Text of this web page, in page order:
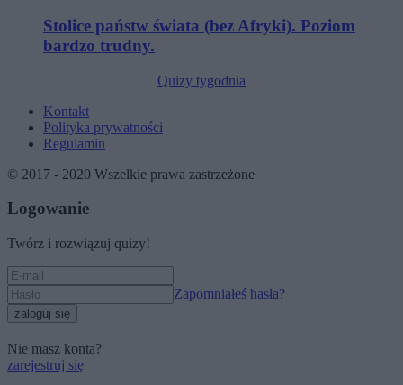
Stolice państw świata (bez Afryki). Poziom
bardzo trudny.
Quizy tygodnia
Kontakt
Polityka prywatności
Regulamin
© 2017 - 2020 Wszelkie prawa zastrzeżone
Logowanie
Twórz i rozwiązuj quizy!
Zapomniałeś hasła?
zaloguj się
Nie masz konta?
zarejestruj się